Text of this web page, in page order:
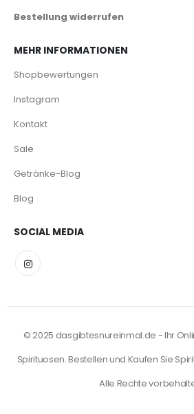
Bestellung widerrufen
MEHR INFORMATIONEN
Shopbewertungen
Instagram
Kontakt
Sale
Getränke-Blog
Blog
SOCIAL MEDIA
© 2025 dasgibtesnureinmal.de - Ihr
Spirituosen. Bestellen und Kaufen Sie
Alle Rechte